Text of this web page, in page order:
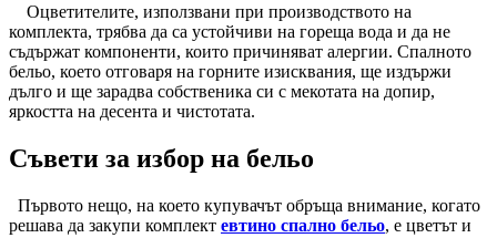
Оцветителите, използвани при производството на
комплекта, трябва да са устойчиви на гореща вода и да не
съдържат компоненти, които причиняват алергии. Спалното
бельо, което отговаря на горните изисквания, ще издържи
дълго и ще зарадва собственика си с мекотата на допир,
яркостта на десента и чистотата.
Съвети за избор на бельо
Първото нещо, на което купувачът обръща внимание, когато
решава да закупи комплект евтино спално бельо, е цветът и